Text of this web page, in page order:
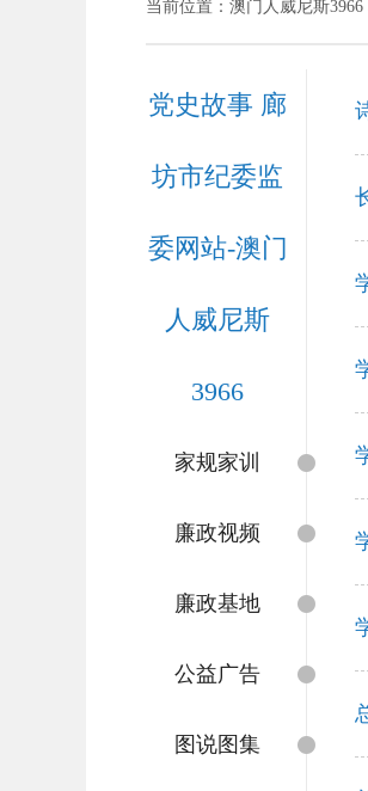
当前位置： 澳门人威尼斯3966
党史故事 廊
坊市纪委监
委网站-澳门
人威尼斯
3966
家规家训
廉政视频
廉政基地
公益广告
图说图集